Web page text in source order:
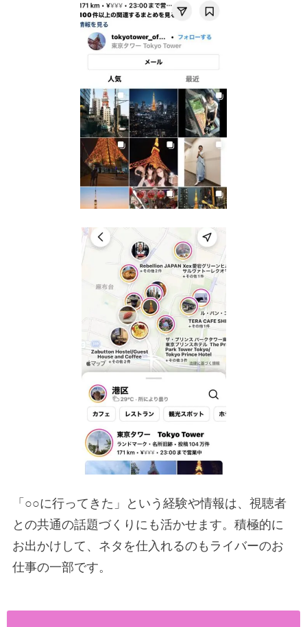
「○○に行ってきた」という経験や情報は、視聴者
との共通の話題づくりにも活かせます。積極的に
お出かけして、ネタを仕入れるのもライバーのお
仕事の一部です。